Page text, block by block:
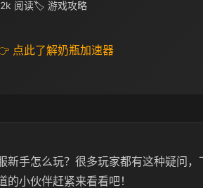
阅读🏷 游戏攻略
点此了解奶瓶加速器
新手怎么玩？很多玩家都有这种疑问
的小伙伴赶紧来看看吧！